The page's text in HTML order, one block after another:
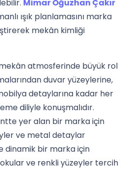
Mimar Oğuzhan Çakır
ışık planlamasını marka
mekân kimliği
atmosferinde büyük rol
duvar yüzeylerine,
detaylarına kadar her
diliyle konuşmalıdır.
yer alan bir marka için
ve metal detaylar
dinamik bir marka için
ve renkli yüzeyler tercih